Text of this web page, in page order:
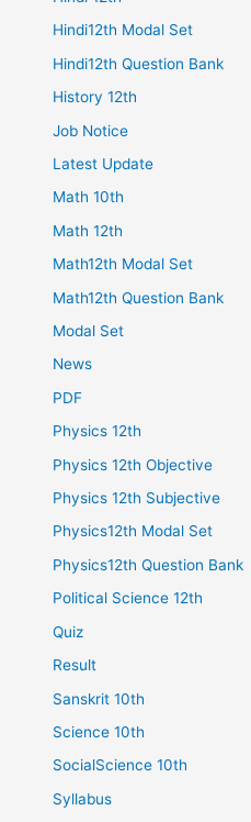
Hindi12th Modal Set
Hindi12th Question Bank
History 12th
Job Notice
Latest Update
Math 10th
Math 12th
Math12th Modal Set
Math12th Question Bank
Modal Set
News
PDF
Physics 12th
Physics 12th Objective
Physics 12th Subjective
Physics12th Modal Set
Physics12th Question Bank
Political Science 12th
Quiz
Result
Sanskrit 10th
Science 10th
SocialScience 10th
Syllabus